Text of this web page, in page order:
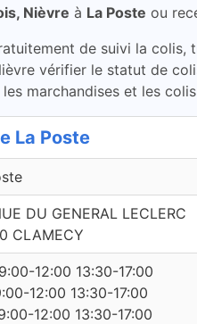
Nièvre à La Poste ou
de suivi la
vérifier le statut de
marchandises et les
La Poste
DU GENERAL LECLERC
CLAMECY
12:00 13:30-17:00
12:00 13:30-17:00
12:00 13:30-17:00